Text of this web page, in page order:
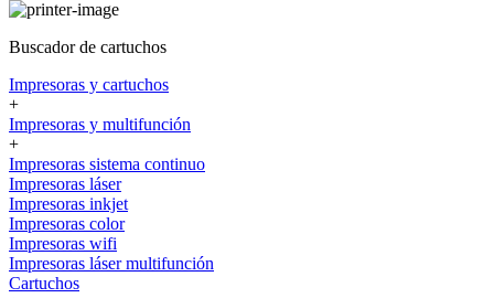
Buscador de cartuchos
Impresoras y cartuchos
+
Impresoras y multifunción
+
Impresoras sistema continuo
Impresoras láser
Impresoras inkjet
Impresoras color
Impresoras wifi
Impresoras láser multifunción
Cartuchos